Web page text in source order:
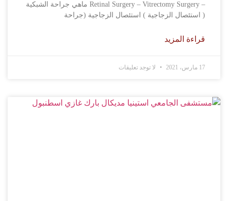
– Retinal Surgery – Vitrectomy Surgery ماهي جراحة الشبكية
( استئصال الزجاجية ) استئصال الزجاجية (جراحة
قراءة المزيد
17 مارس، 2021 لا توجد تعليقات